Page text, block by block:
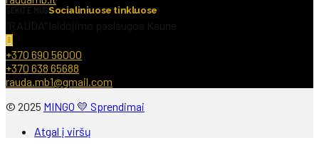
SEKITE MUSSocialiniuose tinkluose
"RAUDA" laidojimo paslaugos Kaune
+370 690 56000
+370 638 65688
rauda.mb1@gmail.com
© 2025 MINGO 💛 Sprendimai
Atgal į viršų